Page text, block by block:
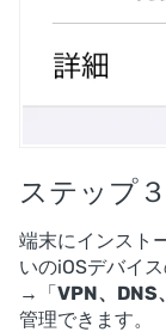
ステップ
端末にインスト
いのiOSデバイ
→「VPN、DNS
管理できます。